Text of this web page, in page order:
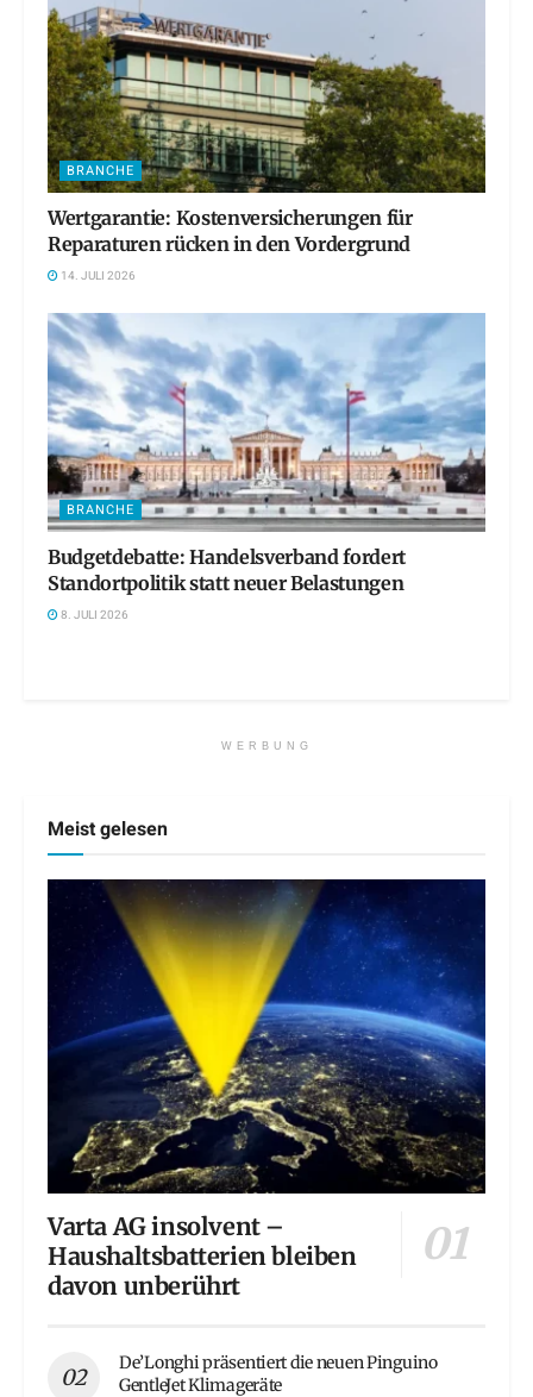
BRANCHE
Wertgarantie: Kostenversicherungen für
Reparaturen rücken in den Vordergrund
14. JULI 2026
BRANCHE
Budgetdebatte: Handelsverband fordert
Standortpolitik statt neuer Belastungen
8. JULI 2026
WERBUNG
Meist gelesen
Varta AG insolvent –
Haushaltsbatterien bleiben
davon unberührt
De’Longhi präsentiert die neuen Pinguino
GentleJet Klimageräte